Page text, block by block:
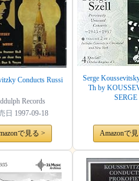
Conducts Russi
Records
日 1997-09-18
で見る >
Serge
Th by
SERGE
Amazonで